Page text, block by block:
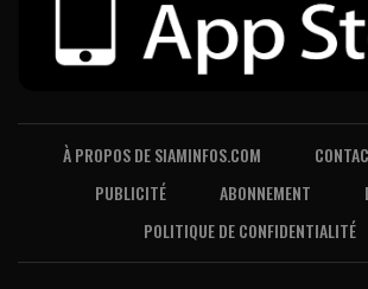
À PROPOS DE SIAMINFOS.COM
PUBLICITÉ
ABONNEMENT
POLITIQUE DE CONFIDENTIALITÉ